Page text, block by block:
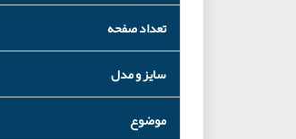
تعداد صفحه
سایز و مدل
موضوع